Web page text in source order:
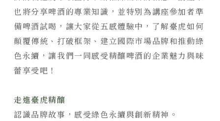
也將分享啤酒的專業知識，並特別為講座參加者準
備啤酒試喝，讓大家從五感體驗中，了解臺虎如何
顛覆傳統、打破框架、建立國際市場品牌和推動綠
色永續，讓我們一同感受精釀啤酒的企業魅力與味
蕾享受吧！
走進臺虎精釀
認識品牌故事，感受綠色永續與創新精神。